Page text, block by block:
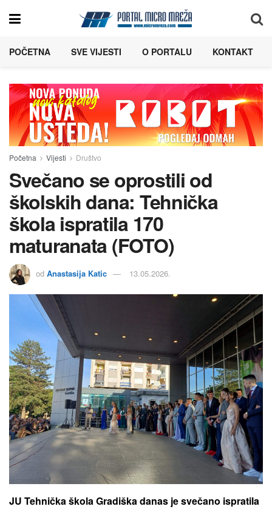
POČETNA SVE VIJESTI O PORTALU KONTAKT
Početna Vijesti Društvo
Svečano se oprostili od
školskih dana: Tehnička
škola ispratila 170
maturanata (FOTO)
od Anastasija Katic 13.05.2026.
JU Tehnička škola Gradiška danas je svečano ispratila